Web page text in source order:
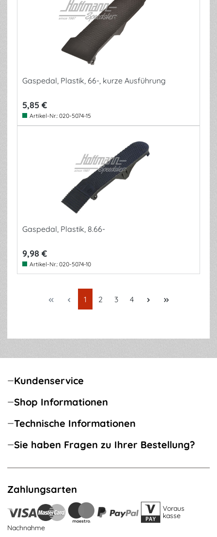
Gaspedal, Plastik, 66-, kurze Ausführung
5,85 €
Artikel-Nr.: 020-5074-15
Gaspedal, Plastik, 8.66-
9,98 €
Artikel-Nr.: 020-5074-10
Seite
1 Seite
2 Seite
3 Seite
4
Kundenservice
Shop Informationen
Technische Informationen
Sie haben Fragen zu Ihrer Bestellung?
Zahlungsarten
Voraus
kasse
Nachnahme